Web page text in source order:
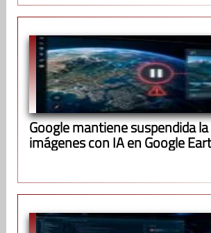
Google mantiene suspendida
imágenes con IA en Google